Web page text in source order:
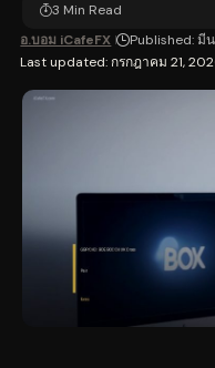
Last updated: กรกฎาคม 21,
อ.บอม iCafeFX Published: มี
3 Min Read